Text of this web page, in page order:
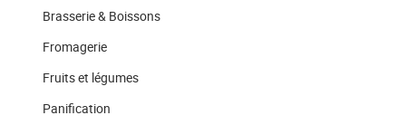
Brasserie & Boissons
Fromagerie
Fruits et légumes
Panification